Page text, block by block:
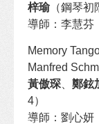
梓瑜 （鋼琴初
導師：李慧芬
Memory
Manfred
黃傲琛
鄭鉉
4）
導師：劉心妍